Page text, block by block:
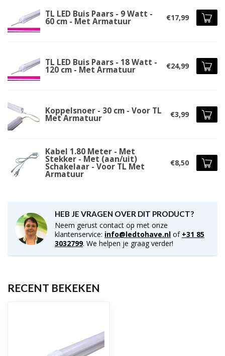
TL LED Buis Paars - 9 Watt -
60 cm - Met Armatuur €17,99
TL LED Buis Paars - 18 Watt -
120 cm - Met Armatuur €24,99
Koppelsnoer - 30 cm - Voor TL
Met Armatuur €3,99
Kabel 1.80 Meter - Met
Stekker - Met (aan/uit)
Schakelaar - Voor TL Met
Armatuur
€8,50
HEB JE VRAGEN OVER DIT PRODUCT?
Neem gerust contact op met onze
klantenservice: info@ledtohave.nl of +31 85
3032799. We helpen je graag verder!
RECENT BEKEKEN